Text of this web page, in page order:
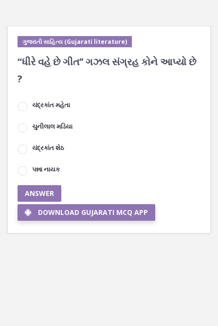
ગુજરાતી સાહિત્ય (Gujarati literature)
“ધીરે વહે છે ગીત’’ ગઝલ સંગ્રહ કોને આપ્યો છે
?
ચંદ્રકાંત મહેતા
ચુનીલાલ મડિયા
ચંદ્રકાંત શેઠ
પન્ના નાયક
ANSWER
DOWNLOAD GUJARATI MCQ APP